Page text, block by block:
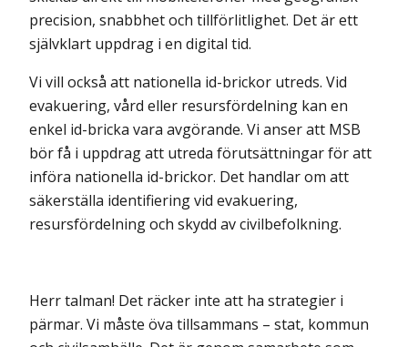
precision, snabbhet och tillförlitlighet. Det är ett
självklart uppdrag i en digital tid.
Vi vill också att nationella id-brickor utreds. Vid
evakuering, vård eller resursfördelning kan en
enkel id-bricka vara avgörande. Vi anser att MSB
bör få i uppdrag att utreda förutsättningar för att
införa nationella id-brickor. Det handlar om att
säkerställa identifiering vid evakuering,
resursfördelning och skydd av civilbefolkning.
Herr talman! Det räcker inte att ha strategier i
pärmar. Vi måste öva tillsammans – stat, kommun